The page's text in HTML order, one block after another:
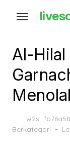
content
Al-
Berkategori